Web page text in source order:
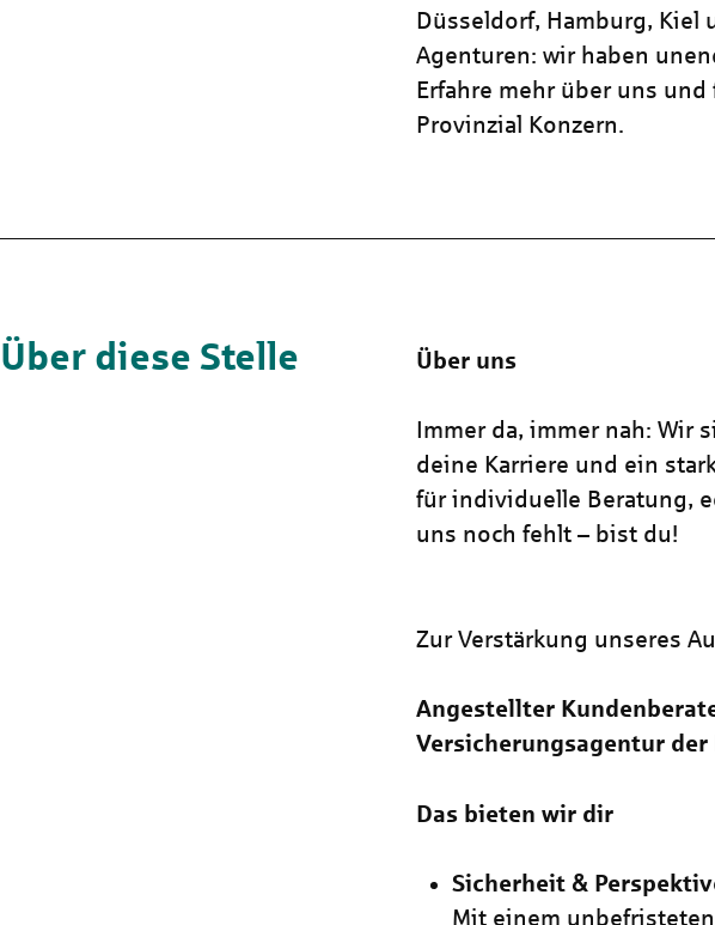
Düsseldorf, Hamburg, Kiel
Agenturen: wir haben
Erfahre mehr über uns
Provinzial Konzern.
Über diese Stelle Über uns
Immer da, immer nah: Wir
deine Karriere und ein
für individuelle Beratung,
uns noch fehlt – bist du!
Zur Verstärkung unseres
Angestellter
Versicherungsagentur der
Das bieten wir dir
Sicherheit &
Mit einem